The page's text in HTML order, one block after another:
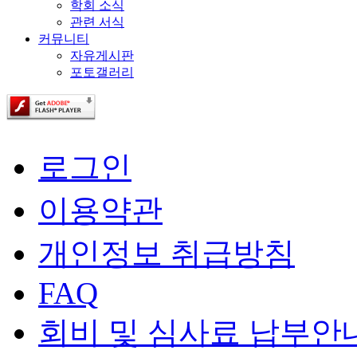
학회 소식
관련 서식
커뮤니티
자유게시판
포토갤러리
로그인
이용약관
개인정보 취급방침
FAQ
회비 및 심사료 납부안